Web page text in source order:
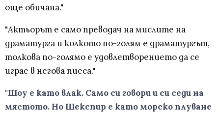
още обичана."
"Актьорът е само преводач на мислите на
драматурга и колкото по-голям е драматургът,
толкова по-голямо е удовлетворението да се
играе в негова пиеса."
"Шоу е като влак. Само си говори и си седи на
мястото. Но Шекспир е като морско плуване